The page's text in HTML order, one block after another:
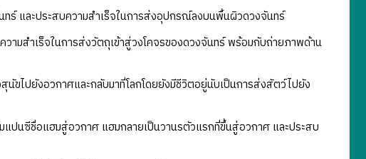
ร์ และประสบความสำเร็จในการส่งอุปกรณ์ลงบนพื้นผิวดวงจันทร์
ามสำเร็จในการส่งวัตถุเข้าสู่วงโคจรของดวงจันทร์ พร้อมกับถ่ายภาพด้าน
นัขไปยังอวกาศและกลับมาที่โลกโดยยังมีชีวิตอยู่นับเป็นการส่งสัตว์ไปยัง
แปนซีชื่อแฮมสู่อวกาศ แฮมกลายเป็นวานรตัวแรกที่ขึ้นสู่อวกาศ และประสบ